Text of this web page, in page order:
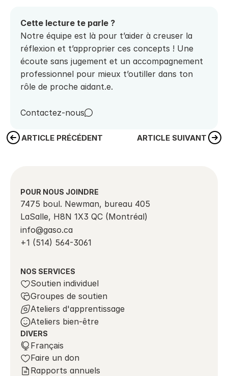
Cette lecture te parle ?
Notre équipe est là pour t’aider à creuser la
réflexion et t’approprier ces concepts ! Une
écoute sans jugement et un accompagnement
professionnel pour mieux t’outiller dans ton
rôle de proche aidant.e.
Contactez-nous
ARTICLE PRÉCÉDENT ARTICLE SUIVANT
POUR NOUS JOINDRE
7475 boul. Newman, bureau 405
LaSalle, H8N 1X3 QC (Montréal)
info@gaso.ca
+1 (514) 564-3061
NOS SERVICES
Soutien individuel
Groupes de soutien
Ateliers d'apprentissage
Ateliers bien-être
DIVERS
Select Language
Français
Faire un don
Rapports annuels